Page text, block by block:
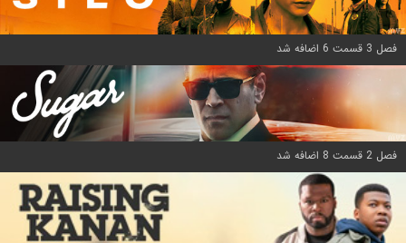
فصل 3 قسمت 6 اضافه شد
فصل 2 قسمت 8 اضافه شد